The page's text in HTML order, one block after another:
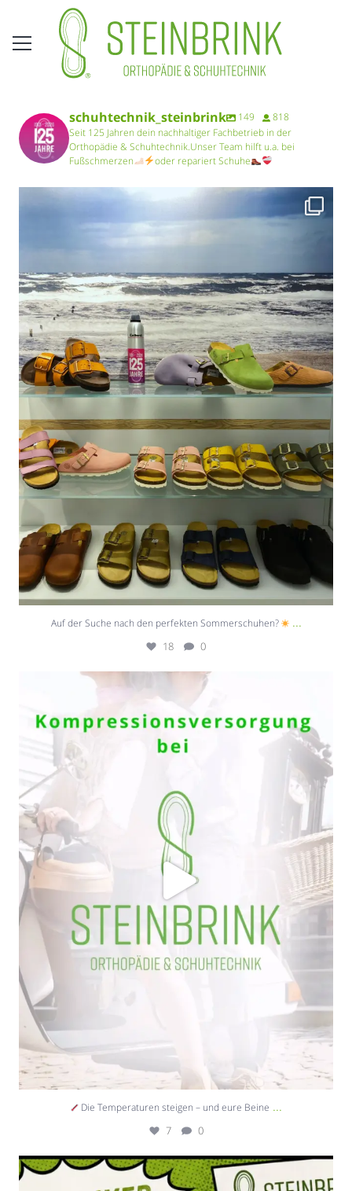
schuhtechnik_steinbrink 149
818
Seit 125 Jahren dein nachhaltiger Fachbetrieb in der
Orthopädie & Schuhtechnik.Unser Team hilft u.a. bei
Fußschmerzen
oder repariert Schuhe
Auf der Suche nach den perfekten Sommerschuhen?
Auf der Suche nach den perfekten Sommerschuhen? ...
18 0
Die Temperaturen steigen – und eure Beine
7 0
Die Temperaturen steigen – und eure Beine ...
7 0
Teamplayer gesucht
15 0